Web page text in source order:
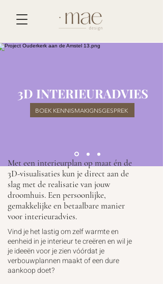
3D INTERIEURADVIES
BOEK KENNISMAKIGNSGESPREK
Met een interieurplan op maat én de
3D-visualisaties kun je direct aan de
slag met de realisatie van jouw
droomhuis. Een persoonlijke,
gemakkelijke en betaalbare manier
voor interieuradvies.
Vind je het lastig om zelf warmte en
eenheid in je interieur te creëren en wil je
je ideeën voor je zien vóórdat je
verbouwplannen maakt of een dure
aankoop doet?